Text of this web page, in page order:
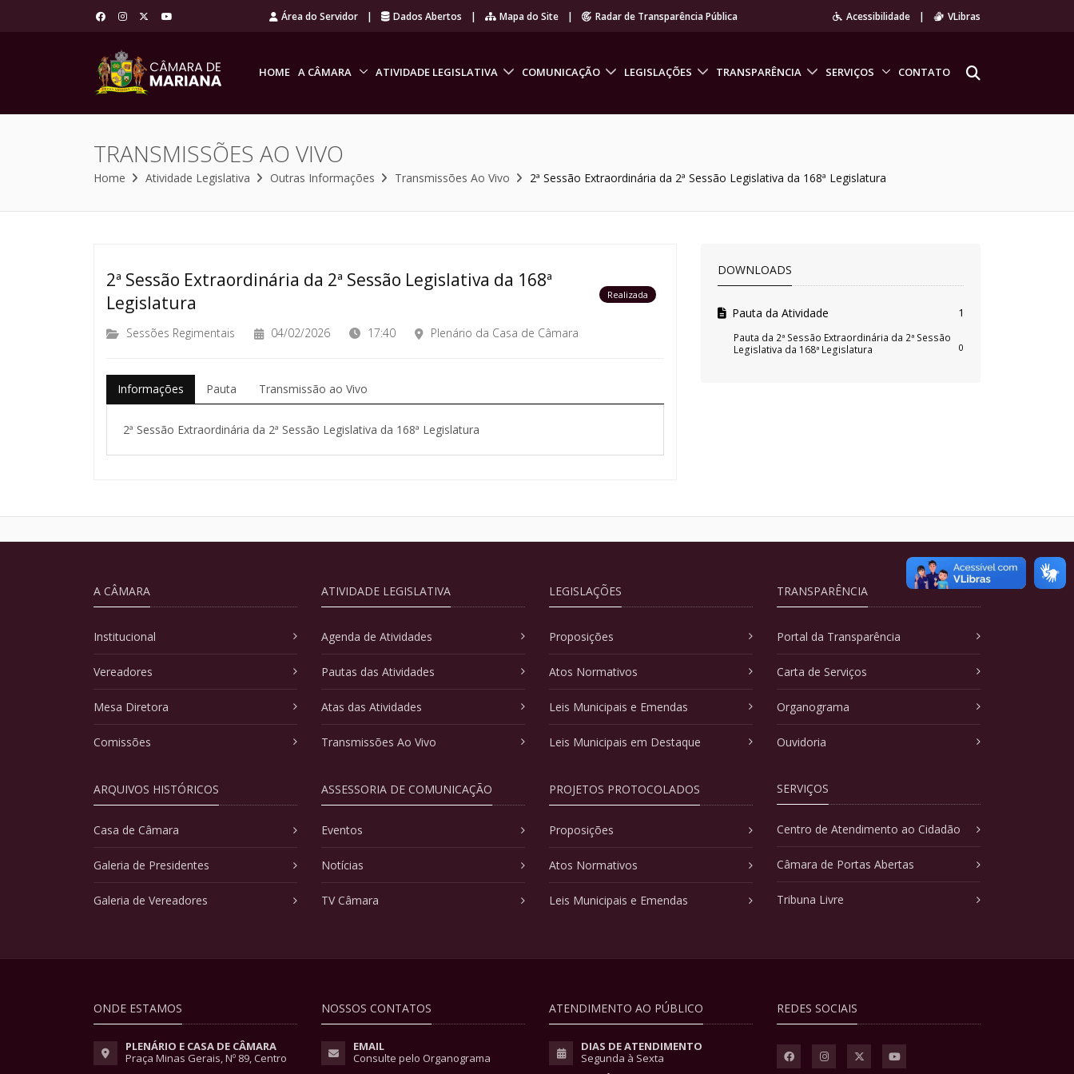
Área do Servidor | Dados Abertos | Mapa do Site | Radar de Transparência Pública Acessibilidade | VLibras
HOME A CÂMARA ATIVIDADE LEGISLATIVA COMUNICAÇÃO LEGISLAÇÕES TRANSPARÊNCIA SERVIÇOS CONTATO
TRANSMISSÕES AO VIVO
Home Atividade Legislativa Outras Informações Transmissões Ao Vivo 2ª Sessão Extraordinária da 2ª Sessão Legislativa da 168ª Legislatura
2ª Sessão Extraordinária da 2ª Sessão Legislativa da 168ª
Legislatura
Realizada
Sessões Regimentais 04/02/2026 17:40 Plenário da Casa de Câmara
Informações Pauta Transmissão ao Vivo
2ª Sessão Extraordinária da 2ª Sessão Legislativa da 168ª Legislatura
DOWNLOADS
Pauta da Atividade 1
Pauta da 2ª Sessão Extraordinária da 2ª Sessão
Legislativa da 168ª Legislatura
0
A CÂMARA
Institucional
Vereadores
Mesa Diretora
Comissões
ARQUIVOS HISTÓRICOS
Casa de Câmara
Galeria de Presidentes
Galeria de Vereadores
ATIVIDADE LEGISLATIVA
Agenda de Atividades
Pautas das Atividades
Atas das Atividades
Transmissões Ao Vivo
ASSESSORIA DE COMUNICAÇÃO
Eventos
Notícias
TV Câmara
LEGISLAÇÕES
Proposições
Atos Normativos
Leis Municipais e Emendas
Leis Municipais em Destaque
PROJETOS PROTOCOLADOS
Proposições
Atos Normativos
Leis Municipais e Emendas
TRANSPARÊNCIA
Portal da Transparência
Carta de Serviços
Organograma
Ouvidoria
SERVIÇOS
Centro de Atendimento ao Cidadão
Câmara de Portas Abertas
Tribuna Livre
ONDE ESTAMOS
PLENÁRIO E CASA DE CÂMARA
Praça Minas Gerais, Nº 89, Centro
NOSSOS CONTATOS
EMAIL
Consulte pelo Organograma
ATENDIMENTO AO PÚBLICO
DIAS DE ATENDIMENTO
Segunda à Sexta
REDES SOCIAIS